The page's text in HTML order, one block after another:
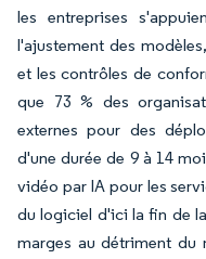
les entreprises
l'ajustement des
et les contrôles de
que 73 % des
externes pour des
d'une durée de 9 à 14
vidéo par IA pour les
du logiciel d'ici la fin de
marges au détriment du